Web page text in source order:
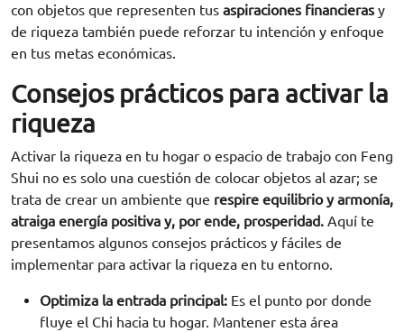
con objetos que representen tus aspiraciones financieras y
de riqueza también puede reforzar tu intención y enfoque
en tus metas económicas.
Consejos prácticos para activar la
riqueza
Activar la riqueza en tu hogar o espacio de trabajo con Feng
Shui no es solo una cuestión de colocar objetos al azar; se
trata de crear un ambiente que respire equilibrio y armonía,
atraiga energía positiva y, por ende, prosperidad. Aquí te
presentamos algunos consejos prácticos y fáciles de
implementar para activar la riqueza en tu entorno.
Optimiza la entrada principal: Es el punto por donde
fluye el Chi hacia tu hogar. Mantener esta área